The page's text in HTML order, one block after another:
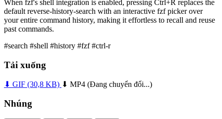
When fzf's shell integration is enabled, pressing Ctrl+R replaces the
default reverse-history-search with an interactive fzf picker over
your entire command history, making it effortless to recall and reuse
past commands.
#search #shell #history #fzf#ctrl-r
Tải xuống
⬇ GIF (30,8 KB) ⬇ MP4 (Đang chuyển đổi...)
Nhúng